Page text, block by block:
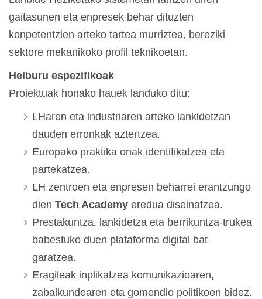
gaitasunen eta enpresek behar dituzten
konpetentzien arteko tartea murriztea, bereziki
sektore mekanikoko profil teknikoetan.
Helburu espezifikoak
Proiektuak honako hauek landuko ditu:
LHaren eta industriaren arteko lankidetzan
dauden erronkak aztertzea.
Europako praktika onak identifikatzea eta
partekatzea.
LH zentroen eta enpresen beharrei erantzungo
dien Tech Academy eredua diseinatzea.
Prestakuntza, lankidetza eta berrikuntza-trukea
babestuko duen plataforma digital bat
garatzea.
Eragileak inplikatzea komunikazioaren,
zabalkundearen eta gomendio politikoen bidez.